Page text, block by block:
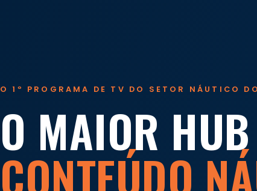
O 1º PROGRAMA DE TV DO SETOR NÁUTICO
O MAIOR
CONTEÚDO